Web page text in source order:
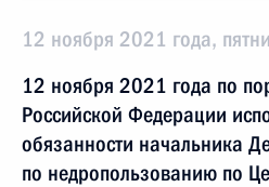
12 ноября 2021 года,
12 ноября 2021 года по
Российской Федерации
обязанности начальника
по недропользованию по